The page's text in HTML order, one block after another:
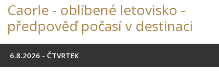
Caorle - oblíbené letovisko -
předpověď počasí v destinaci
6.8.2026 - ČTVRTEK